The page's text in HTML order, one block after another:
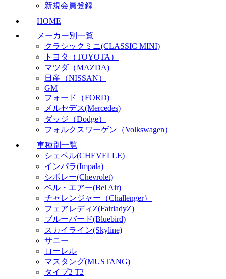
新規会員登録
HOME
メーカー別一覧
クラシックミニ(CLASSIC MINI)
トヨタ（TOYOTA）
マツダ（MAZDA)
日産（NISSAN）
GM
フォード（FORD)
メルセデス(Mercedes)
ダッジ（Dodge）
フォルクスワーゲン（Volkswagen）
車種別一覧
シェベル(CHEVELLE)
インパラ(Impala)
シボレー(Chevrolet)
ベル・エアー(Bel Air)
チャレンジャー（Challenger）
フェアレディZ(FairladyZ)
ブルーバード(Bluebird)
スカイライン(Skyline)
サニー
ローレル
マスタング(MUSTANG)
タイプ2 T2